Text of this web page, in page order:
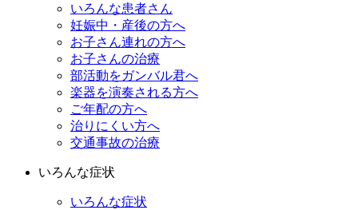
いろんな患者さん
妊娠中・産後の方へ
お子さん連れの方へ
お子さんの治療
部活動をガンバル君へ
楽器を演奏される方へ
ご年配の方へ
治りにくい方へ
交通事故の治療
いろんな症状
いろんな症状